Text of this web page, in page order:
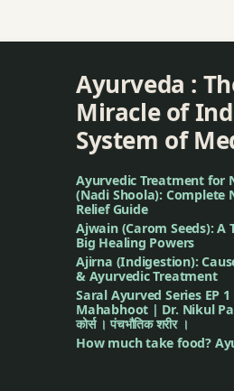
Ayurveda :
Miracle of
System of
Ayurvedic Treatment for
(Nadi Shoola): Complete
Relief Guide
Ajwain (Carom Seeds): A
Big Healing Powers
Ajirna (Indigestion):
& Ayurvedic Treatment
Saral Ayurved Series EP
Mahabhoot | Dr. Nikul
कोर्स । पंचभौतिक शरीर ।
How much take food?